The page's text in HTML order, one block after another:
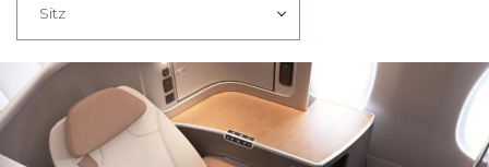
Sitz